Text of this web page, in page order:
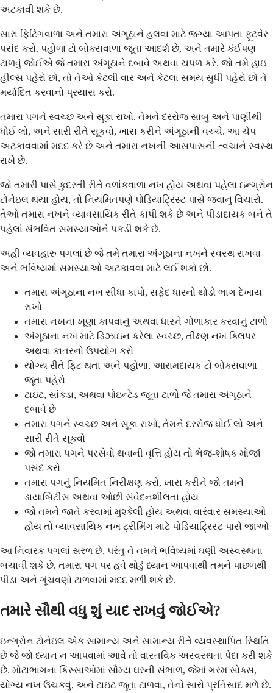
અટકાવી શકે છે.
સારા ફિટિંગવાળા અને તમારા અંગૂઠાને હલવા માટે જગ્યા આપતા ફૂટવેર
પસંદ કરો. પહોળા ટો બોક્સવાળા જૂતા આદર્શ છે, અને તમારે કંઈપણ
ટાળવું જોઈએ જે તમારા અંગૂઠાને દબાવે અથવા ચપળ કરે. જો તમે હાઇ
હીલ્સ પહેરો છો, તો તેઓ કેટલી વાર અને કેટલા સમય સુધી પહેરો છો તે
મર્યાદિત કરવાનો પ્રયાસ કરો.
તમારા પગને સ્વચ્છ અને સૂકા રાખો. તેમને દરરોજ સાબુ અને પાણીથી
ધોઈ લો, અને સારી રીતે સૂકવો, ખાસ કરીને અંગૂઠાની વચ્ચે. આ ચેપ
અટકાવવામાં મદદ કરે છે અને તમારા નખની આસપાસની ત્વચાને સ્વસ્થ
રાખે છે.
જો તમારી પાસે કુદરતી રીતે વળાંકવાળા નખ હોય અથવા પહેલા ઇન્ગ્રોન
ટોનેઇલ થયા હોય, તો નિયમિતપણે પોડિયાટ્રિસ્ટ પાસે જવાનું વિચારો.
તેઓ તમારા નખને વ્યાવસાયિક રીતે કાપી શકે છે અને પીડાદાયક બને તે
પહેલાં સંભવિત સમસ્યાઓને પકડી શકે છે.
અહીં વ્યવહારુ પગલાં છે જે તમે તમારા અંગૂઠાના નખને સ્વસ્થ રાખવા
અને ભવિષ્યમાં સમસ્યાઓ અટકાવવા માટે લઈ શકો છો.
તમારા અંગૂઠાના નખ સીધા કાપો, સફેદ ધારનો થોડો ભાગ દેખાય
રાખો
તમારા નખના ખૂણા કાપવાનું અથવા ધારને ગોળાકાર કરવાનું ટાળો
અંગૂઠાના નખ માટે ડિઝાઇન કરેલા સ્વચ્છ, તીક્ષ્ણ નખ ક્લિપર
અથવા કાતરનો ઉપયોગ કરો
યોગ્ય રીતે ફિટ થતા અને પહોળા, આરામદાયક ટો બોક્સવાળા
જૂતા પહેરો
ટાઇટ, સાંકડા, અથવા પોઇન્ટેડ જૂતા ટાળો જે તમારા અંગૂઠાને
દબાવે છે
તમારા પગને સ્વચ્છ અને સૂકા રાખો, તેમને દરરોજ ધોઈ લો અને
સારી રીતે સૂકવો
જો તમારા પગને પરસેવો થવાની વૃત્તિ હોય તો ભેજ-શોષક મોજાં
પસંદ કરો
તમારા પગનું નિયમિત નિરીક્ષણ કરો, ખાસ કરીને જો તમને
ડાયાબિટીસ અથવા ઓછી સંવેદનશીલતા હોય
જો તમને જાતે કરવામાં મુશ્કેલી હોય અથવા વારંવાર સમસ્યાઓ
હોય તો વ્યાવસાયિક નખ ટ્રીમિંગ માટે પોડિયાટ્રિસ્ટ પાસે જાઓ
આ નિવારક પગલાં સરળ છે, પરંતુ તે તમને ભવિષ્યમાં ઘણી અસ્વસ્થતા
બચાવી શકે છે. તમારા પગ પર હવે થોડું ધ્યાન આપવાથી તમને પાછળથી
પીડા અને ગૂંચવણો ટાળવામાં મદદ મળી શકે છે.
તમારે સૌથી વધુ શું યાદ રાખવું જોઈએ?
ઇન્ગ્રોન ટોનેઇલ એક સામાન્ય અને સામાન્ય રીતે વ્યવસ્થાપિત સ્થિતિ
છે જે જો ધ્યાન ન આપવામાં આવે તો વાસ્તવિક અસ્વસ્થતા પેદા કરી શકે
છે. મોટાભાગના કિસ્સાઓમાં સૌમ્ય ઘરની સંભાળ, જેમાં ગરમ ​​સોક્સ,
યોગ્ય નખ ઉંચકવું, અને ટાઇટ જૂતા ટાળવા, તેનો સારો પ્રતિસાદ મળે છે.